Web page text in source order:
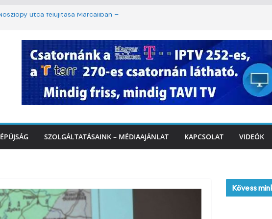
utca felújítása Marcaliban –
lakossági felháborodást váltott ki a
Marcaliban – VIDEÓ
a Balatonnál – az első félidő végén
SZOLGÁLTATÁSAINK – MÉDIAAJÁNLAT KAPCSOLAT VIDEÓK
Kövess